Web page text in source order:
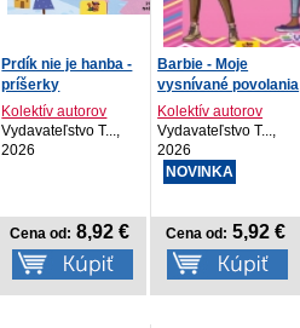
Prdík nie je hanba -
príšerky
Kolektív autorov
Vydavateľstvo T...,
2026
Cena od: 8,92 €
Barbie - Moje
vysnívané povolania
Kolektív autorov
Vydavateľstvo T...,
2026
NOVINKA
Cena od: 5,92 €